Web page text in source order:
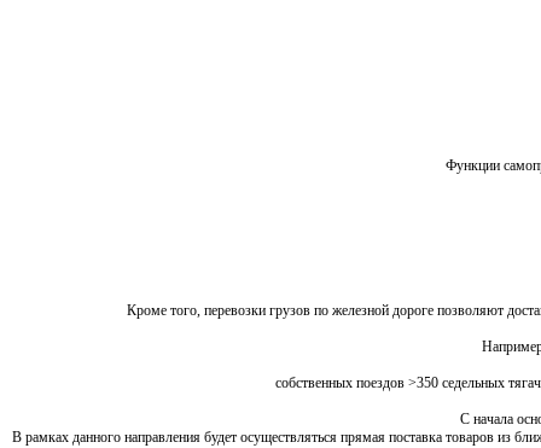
Функции
Кроме того, перевозки грузов по железной дороге позволяют
С начала
В рамках данного направления будет осуществляться прямая поставка товаров из